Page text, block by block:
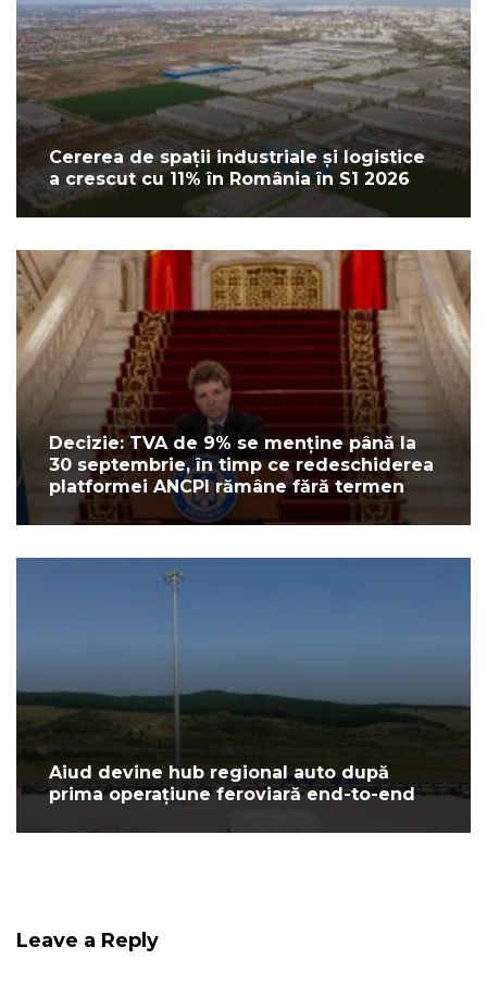
Cererea de spații industriale și logistice
a crescut cu 11% în România în S1 2026
Decizie: TVA de 9% se menține până la
30 septembrie, în timp ce redeschiderea
platformei ANCPI rămâne fără termen
Aiud devine hub regional auto după
prima operațiune feroviară end-to-end
Leave a Reply